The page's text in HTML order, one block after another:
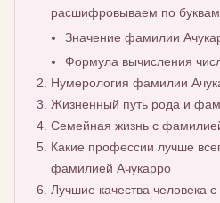
расшифровываем по буквам
Значение фамилии
Формула вычисления
Нумерология фамилии
Жизненный путь рода и
Семейная жизнь с
Какие профессии лучше
фамилией Ачукарро
Лучшие качества человека